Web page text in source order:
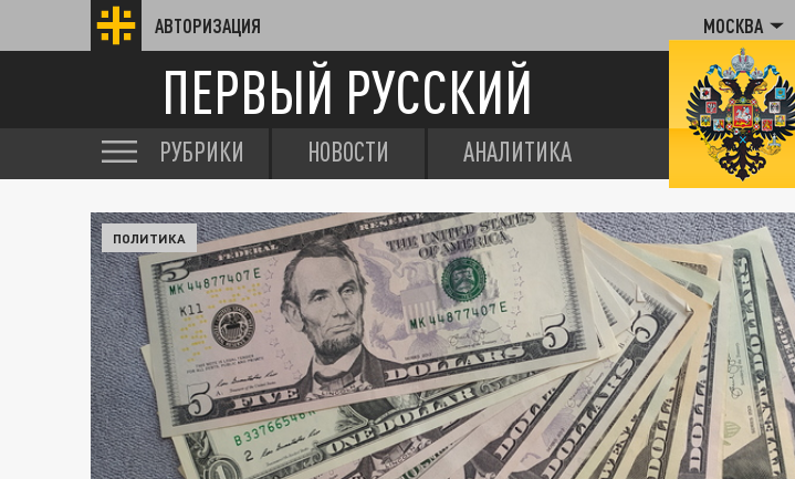
АВТОРИЗАЦИЯ МОСКВА
ПЕРВЫЙ РУССКИЙ
РУБРИКИ НОВОСТИ АНАЛИТИКА
ПОЛИТИКА